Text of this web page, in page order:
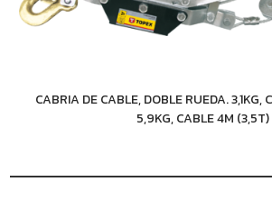
CABRIA DE CABLE, DOBLE RUEDA. 3,1KG,
5,9KG, CABLE 4M (3,5T)